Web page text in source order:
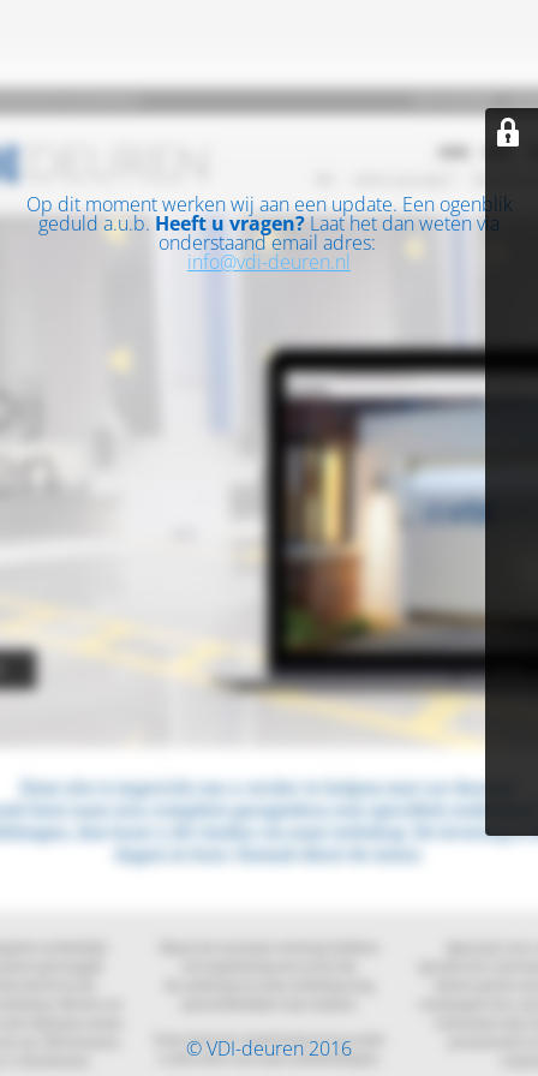
Op dit moment werken wij aan een update. Een ogenblik
geduld a.u.b. Heeft u vragen? Laat het dan weten via
onderstaand email adres:
info@vdi-deuren.nl
© VDI-deuren 2016